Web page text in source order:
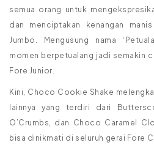
semua orang untuk
dan menciptakan kenangan
Jumbo. Mengusung nama
momen berpetualang jadi semakin
Fore Junior.
Kini, Choco Cookie Shake
lainnya yang terdiri dari
O’Crumbs, dan Choco Caramel
bisa dinikmati di seluruh gerai Fore